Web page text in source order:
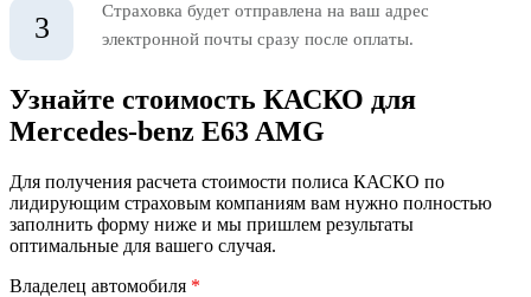
3
Страховка будет отправлена на ваш адрес
электронной почты сразу после оплаты.
Узнайте стоимость КАСКО для
Mercedes-benz E63 AMG
Для получения расчета стоимости полиса КАСКО по
лидирующим страховым компаниям вам нужно полностью
заполнить форму ниже и мы пришлем результаты
оптимальные для вашего случая.
Владелец автомобиля *